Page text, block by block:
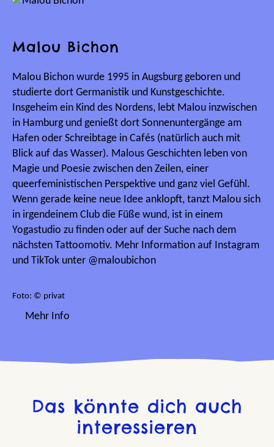
Malou Bichon
Malou Bichon wurde 1995 in Augsburg geboren und
studierte dort Germanistik und Kunstgeschichte.
Insgeheim ein Kind des Nordens, lebt Malou inzwischen
in Hamburg und genießt dort Sonnenuntergänge am
Hafen oder Schreibtage in Cafés (natürlich auch mit
Blick auf das Wasser). Malous Geschichten leben von
Magie und Poesie zwischen den Zeilen, einer
queerfeministischen Perspektive und ganz viel Gefühl.
Wenn gerade keine neue Idee anklopft, tanzt Malou sich
in irgendeinem Club die Füße wund, ist in einem
Yogastudio zu finden oder auf der Suche nach dem
nächsten Tattoomotiv. Mehr Information auf Instagram
und TikTok unter @maloubichon
Foto: © privat
Mehr Info
Das könnte dich auch
interessieren